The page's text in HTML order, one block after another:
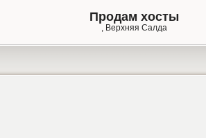
Продам хосты
, Верхняя Салда